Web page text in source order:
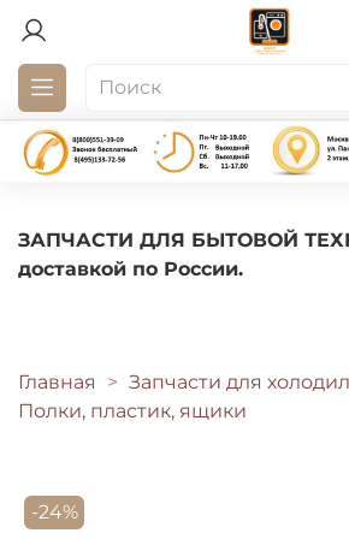
ЗАПЧАСТИ ДЛЯ БЫТОВОЙ
доставкой по
Главная
Запчасти для
Полки, пластик, ящики
-24%